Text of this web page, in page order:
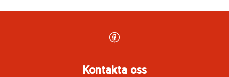
Kontakta oss